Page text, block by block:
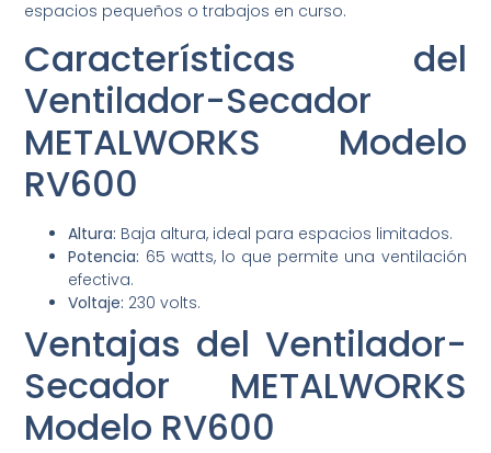
espacios pequeños o trabajos en curso.
Características del
Ventilador-Secador
METALWORKS Modelo
RV600
Altura: Baja altura, ideal para espacios limitados.
Potencia: 65 watts, lo que permite una ventilación
efectiva.
Voltaje: 230 volts.
Ventajas del Ventilador-
Secador METALWORKS
Modelo RV600